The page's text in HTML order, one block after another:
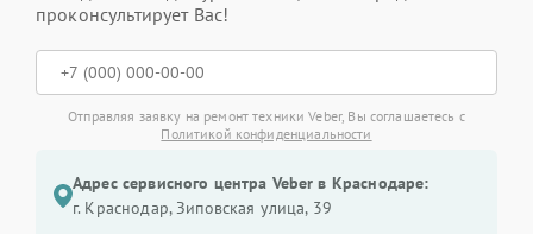
проконсультирует Вас!
Отправляя заявку на ремонт техники Veber, Вы соглашаетесь с
Политикой конфиденциальности
Адрес сервисного центра Veber в Краснодаре:
г. Краснодар, Зиповская улица, 39